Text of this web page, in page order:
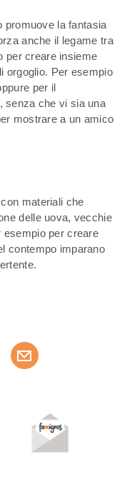
promuove la fantasia
anche il legame tra
per creare insieme
orgoglio. Per esempio
per il
senza che vi sia una
mostrare a un amico
materiali che
delle uova, vecchie
esempio per creare
contempo imparano
ora